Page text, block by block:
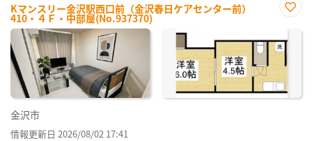
Kマンスリー金沢駅西口前（金沢春日ケアセンター前）
410・４Ｆ・中部屋(No.937370)
に入
り登
録
金沢市
情報更新日 2026/08/02 17:41